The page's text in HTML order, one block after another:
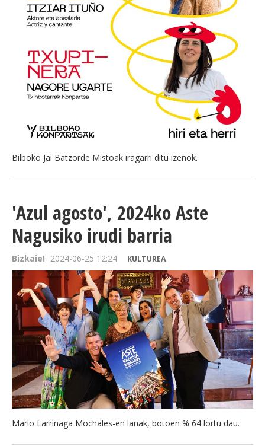
Bilboko Jai Batzorde Mistoak iragarri ditu izenok.
'Azul agosto', 2024ko Aste
Nagusiko irudi barria
Bizkaie! 2024-06-25 12:24 KULTUREA
Mario Larrinaga Mochales-en lanak, botoen % 64 lortu dau.